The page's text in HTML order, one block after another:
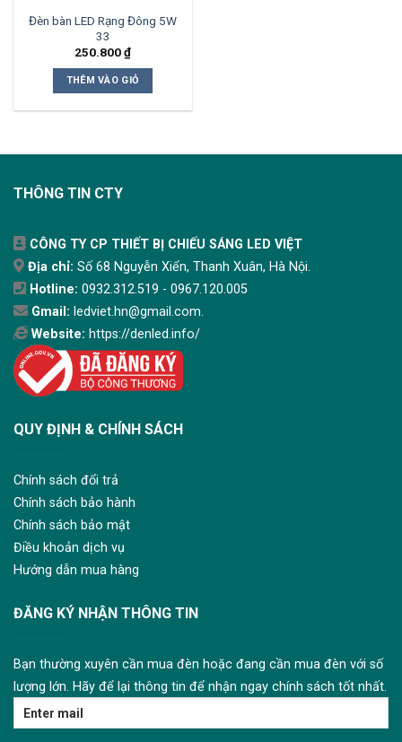
Đèn bàn LED Rạng Đông 5W
33
250.800₫
THÊM VÀO GIỎ
THÔNG TIN CTY
CÔNG TY CP THIẾT BỊ CHIẾU SÁNG LED VIỆT
Địa chỉ: Số 68 Nguyễn Xiển, Thanh Xuân, Hà Nội.
Hotline: 0932.312.519 - 0967.120.005
Gmail: ledviet.hn@gmail.com.
Website: https://denled.info/
QUY ĐỊNH & CHÍNH SÁCH
Chính sách đổi trả
Chính sách bảo hành
Chính sách bảo mật
Điều khoản dịch vụ
Hướng dẫn mua hàng
ĐĂNG KÝ NHẬN THÔNG TIN
Bạn thường xuyên cần mua đèn hoặc đang cần mua đèn với số
lượng lớn. Hãy để lại thông tin để nhận ngay chính sách tốt nhất.